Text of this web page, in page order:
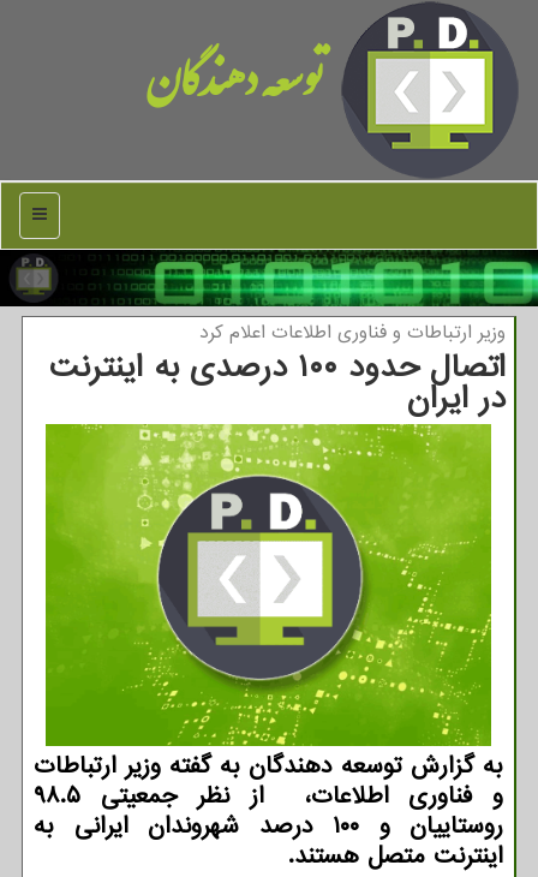
توسعه دهندگان
منو
وزیر ارتباطات و فناوری اطلاعات اعلام كرد
اتصال حدود ۱۰۰ درصدی به اینترنت
در ایران
به گزارش توسعه دهندگان به گفته وزیر ارتباطات
و فناوری اطلاعات، از نظر جمعیتی ۹۸.۵
روستاییان و ۱۰۰ درصد شهروندان ایرانی به
اینترنت متصل هستند.